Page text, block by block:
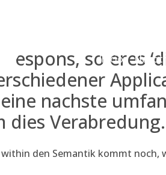
Inicio
so eres
nachste
dies
den Semantik kommt noch,